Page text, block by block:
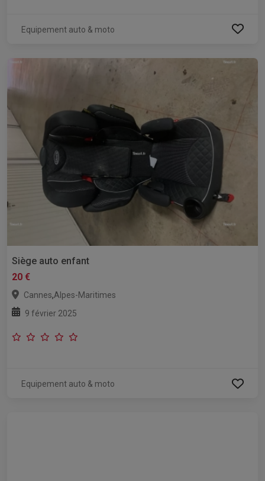
Equipement auto & moto
Siège auto enfant
20 €
Cannes,Alpes-Maritimes
9 février 2025
Equipement auto & moto